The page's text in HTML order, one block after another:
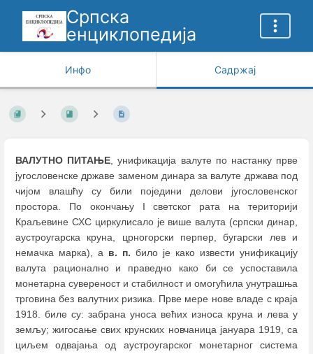
Српска
енциклопедија
Инфо Садржај
ВАЛУТНО ПИТАЊЕ, унификација валуте по настанку прве
југословенске државе заменом динара за валуте држава под
чијом влашћу су били поједини делови југословенског
простора. По окончању I светског рата на територији
Краљевине СХС циркулисало је више валута (српски динар,
аустроугарска круна, црногорски перпер, бугарски лев и
немачка марка), а в. п. било је како извести унификацију
валута рационално и праведно како би се успоставила
монетарна сувереност и стабилност и омогућила унутрашња
трговина без валутних ризика. Прве мере нове владе с краја
1918. биле су: забрана уноса већих износа круна и лева у
земљу; жигосање свих крунских новчаница јануара 1919, са
циљем одвајања од аустроугарског монетарног система